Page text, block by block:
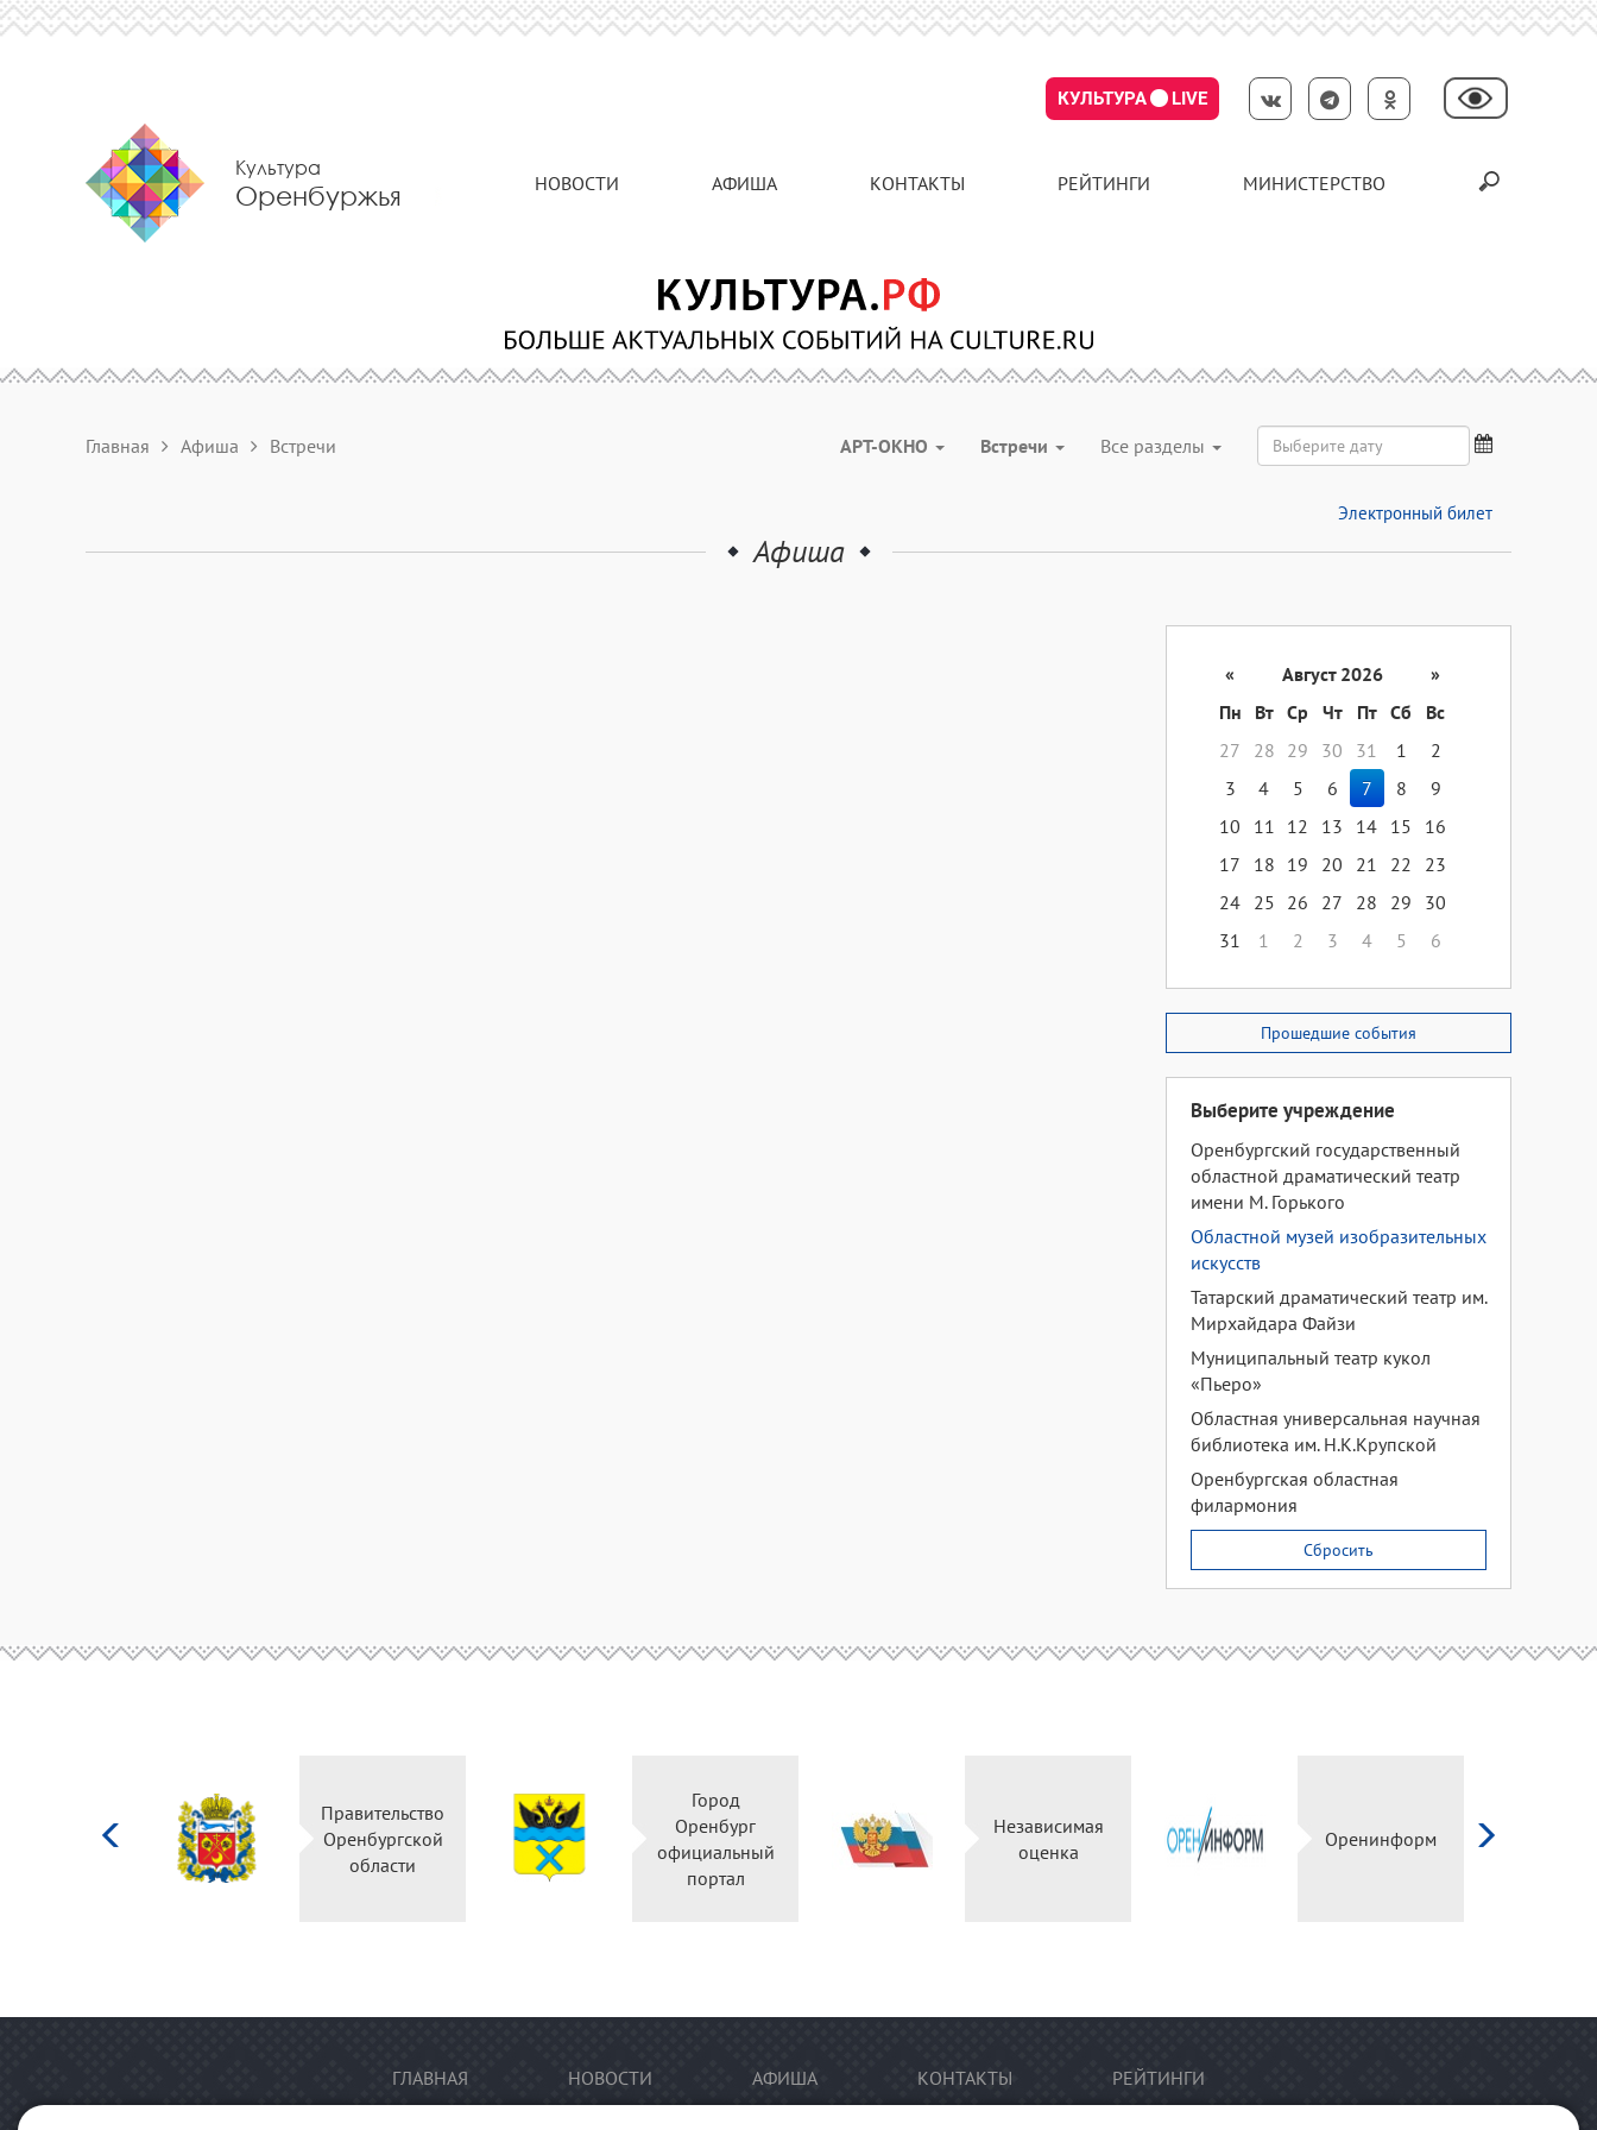
КУЛЬТУРА LIVE
Культура
Оренбуржья НОВОСТИ АФИША КОНТАКТЫ РЕЙТИНГИ МИНИСТЕРСТВО
Главная Афиша Встречи АРТ-ОКНО Встречи Все разделы
Электронный билет
Афиша
« Август 2026
»
Пн
Вт Ср Чт Пт Сб
Вс
27
28 29 30 31 1
2
3
4 5 6 7 8
9
10
11 12 13 14 15
16
17
18 19 20 21 22
23
24 25 26 27 28 29
30
31
1 2 3 4 5 6
Прошедшие события
Выберите учреждение
Оренбургский государственный
областной драматический театр
имени М. Горького
Областной музей изобразительных
искусств
Татарский драматический театр им.
Мирхайдара Файзи
Муниципальный театр кукол
«Пьеро»
Областная универсальная научная
библиотека им. Н.К.Крупской
Оренбургская областная
филармония
Сбросить
Правительство
Оренбургской
области
Город
Оренбург
официальный
портал
Независимая
оценка
Оренинформ
ГЛАВНАЯ НОВОСТИ АФИША КОНТАКТЫ РЕЙТИНГИ